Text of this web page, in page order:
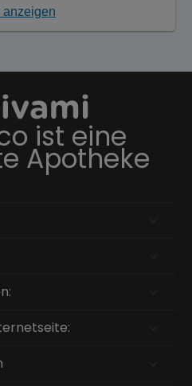
anzeigen
ist eine
Apotheke